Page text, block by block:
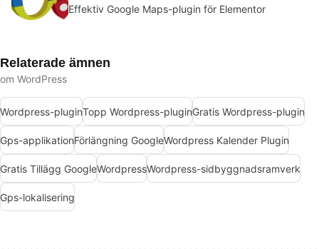
Effektiv Google Maps-plugin för Elementor
Relaterade ämnen
om WordPress
Wordpress-pluginTopp Wordpress-pluginGratis Wordpress-plugin
Gps-applikationFörlängning GoogleWordpress Kalender Plugin
Gratis Tillägg GoogleWordpressWordpress-sidbyggnadsramverk
Gps-lokalisering